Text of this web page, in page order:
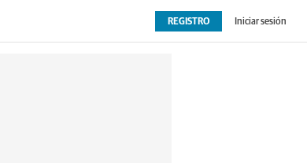
EXTRAS
REGISTRO Iniciar sesión